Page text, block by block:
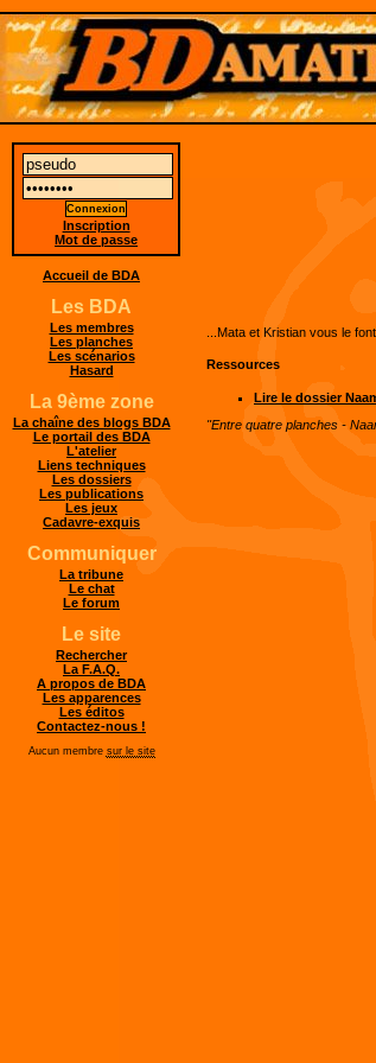
...Mata et Kristian vous le
Ressources
Lire le dossier
"Entre quatre planches -
Inscription
Mot de passe
Accueil de BDA
Les BDA
Les membres
Les planches
Les scénarios
Hasard
La 9ème zone
La chaîne des blogs BDA
Le portail des BDA
L'atelier
Liens techniques
Les dossiers
Les publications
Les jeux
Cadavre-exquis
Communiquer
La tribune
Le chat
Le forum
Le site
Rechercher
La F.A.Q.
A propos de BDA
Les apparences
Les éditos
Contactez-nous !
Aucun membre sur le site